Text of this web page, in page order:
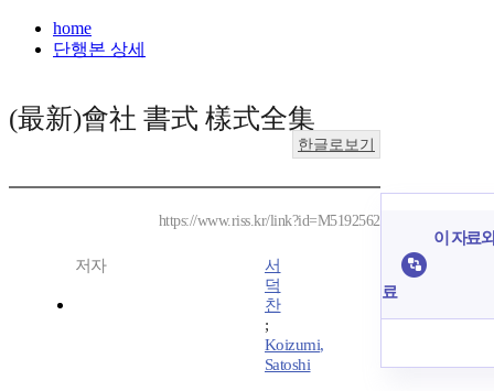
home
단행본 상세
(最新)會社 書式 樣式全集
한글로보기
https://www.riss.kr/link?id=M5192562
저자
서
덕
찬
;
Koizumi,
Satoshi
이 자료
료